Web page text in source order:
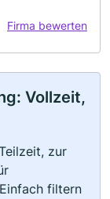
Firma bewerten
Vollzeit,
zur
filtern